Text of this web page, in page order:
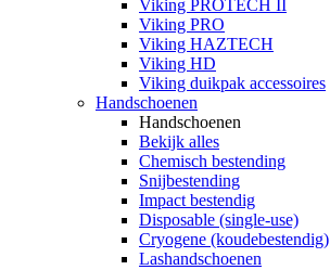
Viking PROTECH II
Viking PRO
Viking HAZTECH
Viking HD
Viking duikpak accessoires
Handschoenen
Handschoenen
Bekijk alles
Chemisch bestending
Snijbestending
Impact bestendig
Disposable (single-use)
Cryogene (koudebestendig)
Lashandschoenen